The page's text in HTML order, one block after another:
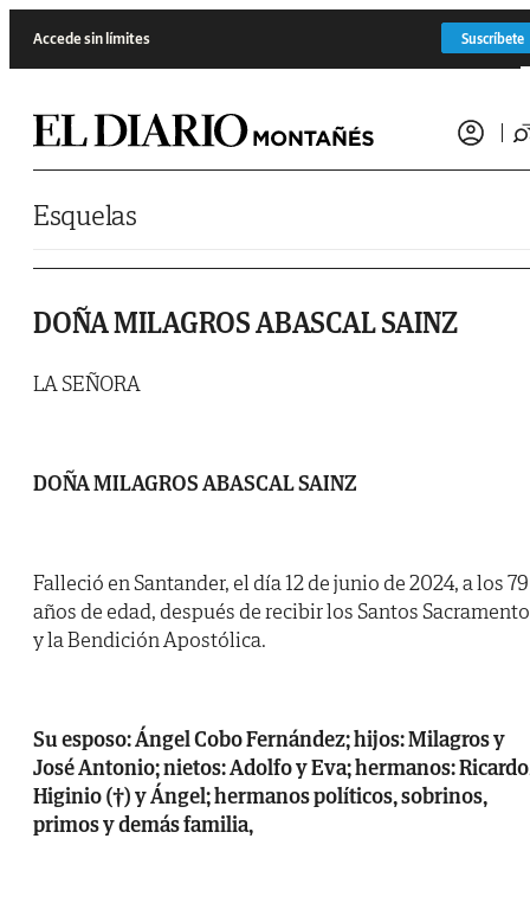
Accede sin límites Suscríbete
Esquelas
DOÑA MILAGROS ABASCAL SAINZ
LA SEÑORA
DOÑA MILAGROS ABASCAL SAINZ
Falleció en Santander, el día 12 de junio de 2024, a los 79
años de edad, después de recibir los Santos
y la Bendición Apostólica.
Su esposo: Ángel Cobo Fernández; hijos: Milagros y
José Antonio; nietos: Adolfo y Eva; hermanos:
Higinio (†) y Ángel; hermanos políticos, sobrinos,
primos y demás familia,